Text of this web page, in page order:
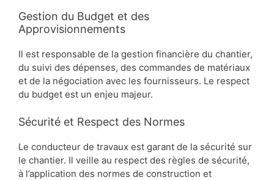
Gestion du Budget et des
Approvisionnements
Il est responsable de la gestion financière du chantier,
du suivi des dépenses, des commandes de matériaux
et de la négociation avec les fournisseurs. Le respect
du budget est un enjeu majeur.
Sécurité et Respect des Normes
Le conducteur de travaux est garant de la sécurité sur
le chantier. Il veille au respect des règles de sécurité,
à l’application des normes de construction et